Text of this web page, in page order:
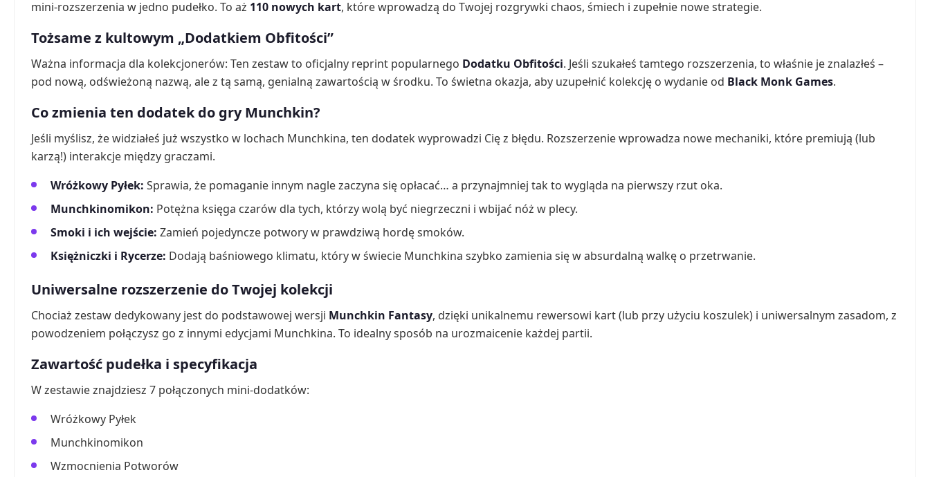
mini-rozszerzenia w jedno pudełko. To aż 110 nowych kart, które wprowadzą do Twojej rozgrywki chaos, śmiech i zupełnie nowe strategie.
Tożsame z kultowym „Dodatkiem Obfitości”
Ważna informacja dla kolekcjonerów: Ten zestaw to oficjalny reprint popularnego Dodatku Obfitości. Jeśli szukałeś tamtego rozszerzenia, to właśnie je znalazłeś –
pod nową, odświeżoną nazwą, ale z tą samą, genialną zawartością w środku. To świetna okazja, aby uzupełnić kolekcję o wydanie od Black Monk Games.
Co zmienia ten dodatek do gry Munchkin?
Jeśli myślisz, że widziałeś już wszystko w lochach Munchkina, ten dodatek wyprowadzi Cię z błędu. Rozszerzenie wprowadza nowe mechaniki, które premiują (lub
karzą!) interakcje między graczami.
Wróżkowy Pyłek: Sprawia, że pomaganie innym nagle zaczyna się opłacać… a przynajmniej tak to wygląda na pierwszy rzut oka.
Munchkinomikon: Potężna księga czarów dla tych, którzy wolą być niegrzeczni i wbijać nóż w plecy.
Smoki i ich wejście: Zamień pojedyncze potwory w prawdziwą hordę smoków.
Księżniczki i Rycerze: Dodają baśniowego klimatu, który w świecie Munchkina szybko zamienia się w absurdalną walkę o przetrwanie.
Uniwersalne rozszerzenie do Twojej kolekcji
Chociaż zestaw dedykowany jest do podstawowej wersji Munchkin Fantasy, dzięki unikalnemu rewersowi kart (lub przy użyciu koszulek) i uniwersalnym zasadom, z
powodzeniem połączysz go z innymi edycjami Munchkina. To idealny sposób na urozmaicenie każdej partii.
Zawartość pudełka i specyfikacja
W zestawie znajdziesz 7 połączonych mini-dodatków:
Wróżkowy Pyłek
Munchkinomikon
Wzmocnienia Potworów